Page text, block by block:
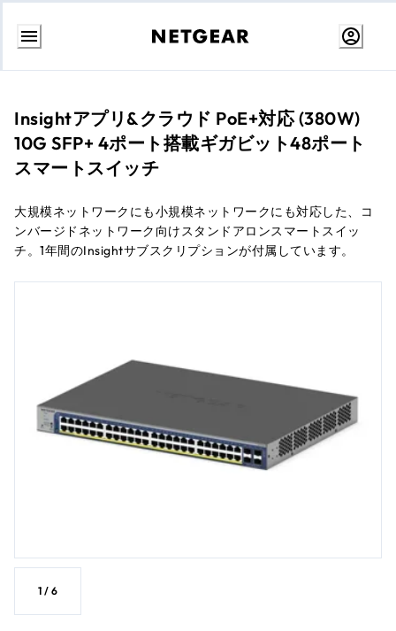
コ
Insightアプリ&クラウド PoE+対応 (380W)
10G SFP+ 4ポート搭載ギガビット48ポート
スマートスイッチ
大規模ネットワークにも小規模ネットワークにも対応した、コ
ンバージドネットワーク向けスタンドアロンスマートスイッ
チ。1年間のInsightサブスクリプションが付属しています。
1 / 6